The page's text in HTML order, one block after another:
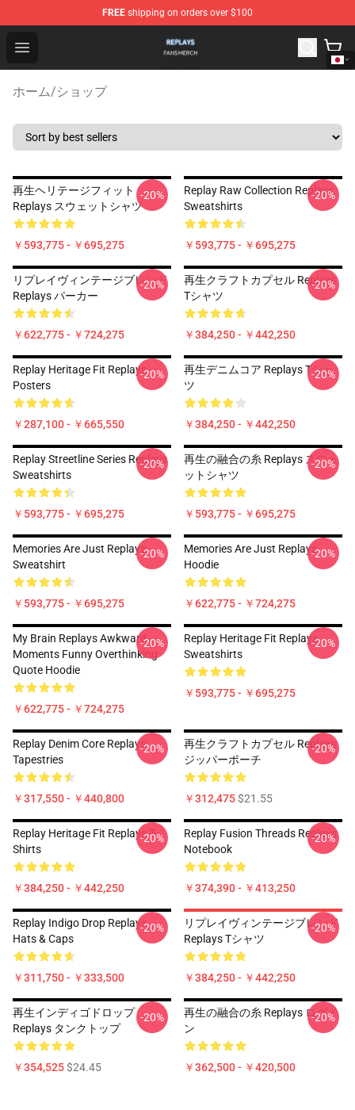
FREE shipping on orders over $100
Open menu
Replays Shop - Official Replays Merchandise Store
ホーム/ショップ
再生ヘリテージフィット
Replays スウェットシャツ
￥593,775 - ￥695,275
-20%
Replay Raw Collection Replays
Sweatshirts
￥593,775 - ￥695,275
-20%
リプレイヴィンテージブレンド
Replays パーカー
￥622,775 - ￥724,275
-20%
再生クラフトカプセル Replays
Tシャツ
￥384,250 - ￥442,250
-20%
Replay Heritage Fit Replays
Posters
￥287,100 - ￥665,550
-20%
再生デニムコア Replays Tシャ
ツ
￥384,250 - ￥442,250
-20%
Replay Streetline Series Replays
Sweatshirts
￥593,775 - ￥695,275
-20%
再生の融合の糸 Replays スウェ
ットシャツ
￥593,775 - ￥695,275
-20%
Memories Are Just Replays
Sweatshirt
￥593,775 - ￥695,275
-20%
Memories Are Just Replays
Hoodie
￥622,775 - ￥724,275
-20%
My Brain Replays Awkward
Moments Funny Overthinking
Quote Hoodie
￥622,775 - ￥724,275
-20%
Replay Heritage Fit Replays
Sweatshirts
￥593,775 - ￥695,275
-20%
Replay Denim Core Replays
Tapestries
￥317,550 - ￥440,800
-20%
再生クラフトカプセル Replays
ジッパーポーチ
￥312,475$21.55
-20%
Replay Heritage Fit Replays T-
Shirts
￥384,250 - ￥442,250
-20%
Replay Fusion Threads Replays
Notebook
￥374,390 - ￥413,250
-20%
Replay Indigo Drop Replays
Hats & Caps
￥311,750 - ￥333,500
-20%
リプレイヴィンテージブレンド
Replays Tシャツ
￥384,250 - ￥442,250
-20%
再生インディゴドロップ
Replays タンクトップ
￥354,525$24.45
-20%
再生の融合の糸 Replays ログイ
ン
￥362,500 - ￥420,500
-20%